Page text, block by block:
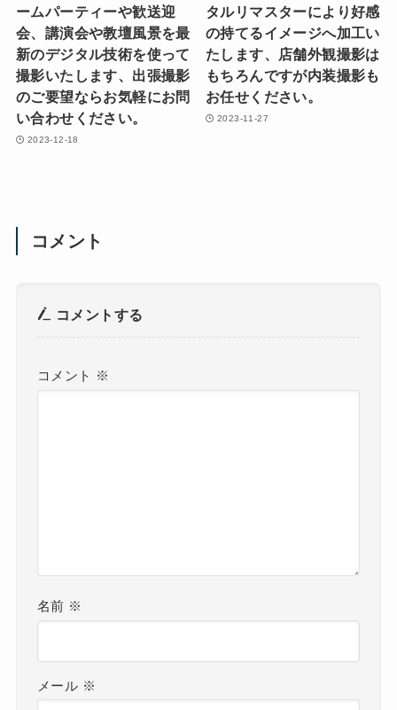
ームパーティーや歓送迎
会、講演会や教壇風景を最
新のデジタル技術を使って
撮影いたします、出張撮影
のご要望ならお気軽にお問
い合わせください。
2023-12-18
タルリマスターにより好感
の持てるイメージへ加工い
たします、店舗外観撮影は
もちろんですが内装撮影も
お任せください。
2023-11-27
コメント
コメントする
コメント ※
名前 ※
メール ※